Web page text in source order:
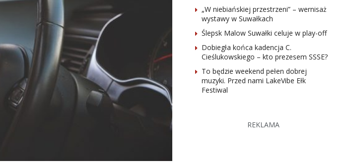
„W niebiańskiej przestrzeni” – wernisaż
wystawy w Suwałkach
Ślepsk Malow Suwałki celuje w play-off
Dobiegła końca kadencja C.
Cieślukowskiego – kto prezesem SSSE?
To będzie weekend pełen dobrej
muzyki. Przed nami LakeVibe Ełk
Festiwal
REKLAMA